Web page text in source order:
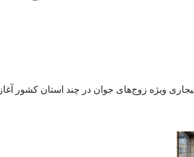
ویژه زوج‌های جوان در چند استان کشور آغاز